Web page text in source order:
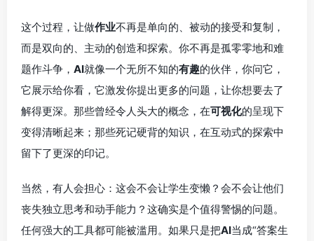
这个过程，让做作业不再是单向的、被动的接受和复制，
而是双向的、主动的创造和探索。你不再是孤零零地和难
题作斗争， AI就像一个无所不知的有趣的伙伴，你问它，
它展示给你看，它激发你提出更多的问题，让你想要去了
解得更深。那些曾经令人头大的概念，在可视化的呈现下
变得清晰起来；那些死记硬背的知识，在互动式的探索中
留下了更深的印记。
当然，有人会担心：这会不会让学生变懒？会不会让他们
丧失独立思考和动手能力？这确实是个值得警惕的问题。
任何强大的工具都可能被滥用。如果只是把AI当成“答案生